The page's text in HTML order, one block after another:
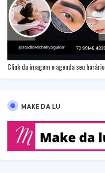
Clink da imagem e agenda seu horário.
MAKE DA LU